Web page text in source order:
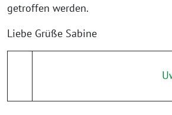
getroffen werden.
Liebe Grüße Sabine